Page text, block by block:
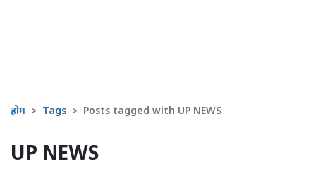
होम Tags Posts tagged with UP NEWS
UP NEWS